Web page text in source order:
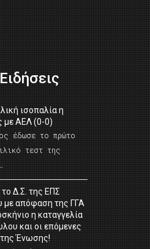
ισοπαλία η
με ΑΕΛ (0-0)
έδωσε το πρώτο
τεστ της
Δ.Σ. της ΕΠΣ
με απόφαση της ΓΓΑ
η καταγγελία
και οι επόμενες
της Ένωσης!